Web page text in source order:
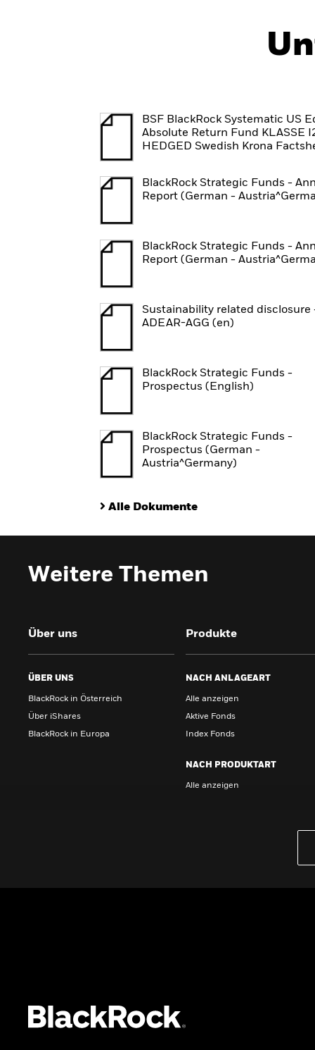
BSF BlackRock Systematic US
Absolute Return Fund KLASSE
HEDGED Swedish Krona
BlackRock Strategic Funds -
Report (German -
BlackRock Strategic Funds -
Report (German -
Sustainability related disclosure
ADEAR-AGG (en)
BlackRock Strategic Funds -
Prospectus (English)
BlackRock Strategic Funds -
Prospectus (German -
Austria^Germany)
Alle Dokumente
Weitere Themen
Über uns
ÜBER UNS
BlackRock in Österreich
Über iShares
BlackRock in Europa
Produkte
NACH ANLAGEART
Alle anzeigen
Aktive Fonds
Index Fonds
NACH PRODUKTART
Alle anzeigen